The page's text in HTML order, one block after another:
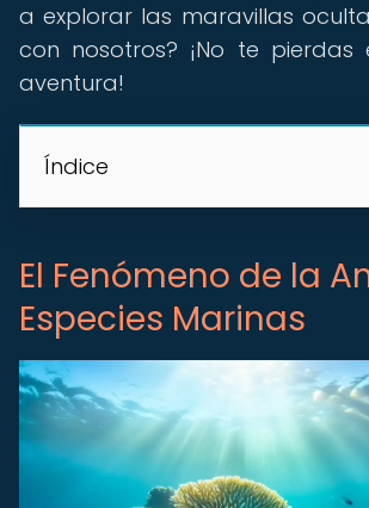
a explorar las maravillas
con nosotros? ¡No te pierdas
aventura!
Índice
El Fenómeno de la
Especies Marinas